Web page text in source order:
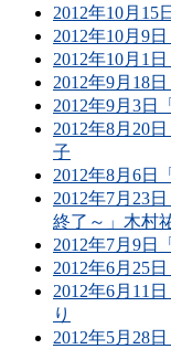
2012年10月15
2012年10月9
2012年10月1
2012年9月18
2012年9月3日
2012年8月20
子
2012年8月6日
2012年7月23
終了～」木村
2012年7月9日
2012年6月25
2012年6月11
り
2012年5月28